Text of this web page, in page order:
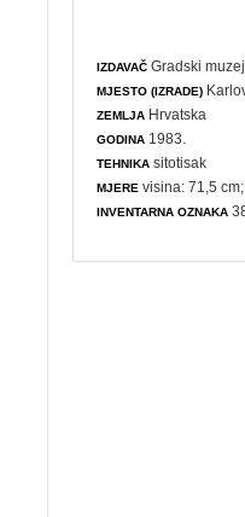
IZDAVAČ Gradski
MJESTO (IZRADE)
ZEMLJA Hrvatska
GODINA 1983.
TEHNIKA sitotisak
MJERE visina: 71,5
INVENTARNA OZNAKA